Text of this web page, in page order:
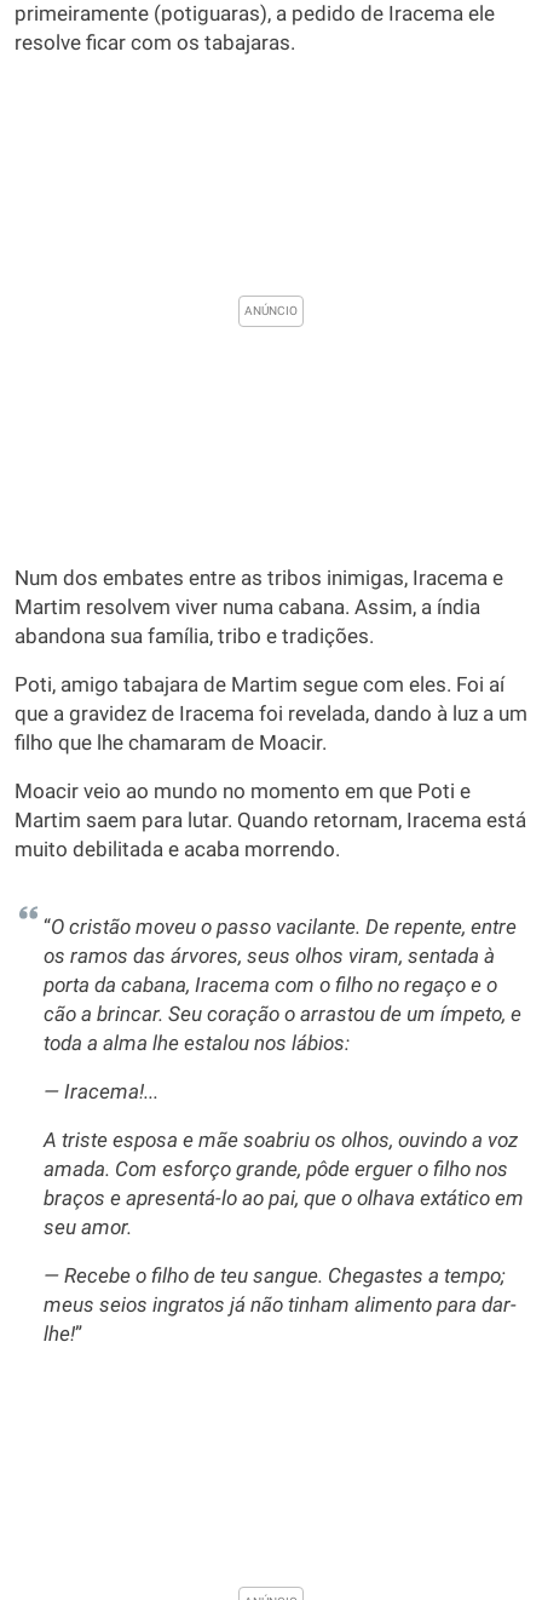
primeiramente (potiguaras), a pedido de Iracema ele
resolve ficar com os tabajaras.
Num dos embates entre as tribos inimigas, Iracema e
Martim resolvem viver numa cabana. Assim, a índia
abandona sua família, tribo e tradições.
Poti, amigo tabajara de Martim segue com eles. Foi aí
que a gravidez de Iracema foi revelada, dando à luz a um
filho que lhe chamaram de Moacir.
Moacir veio ao mundo no momento em que Poti e
Martim saem para lutar. Quando retornam, Iracema está
muito debilitada e acaba morrendo.
“O cristão moveu o passo vacilante. De repente, entre
os ramos das árvores, seus olhos viram, sentada à
porta da cabana, Iracema com o filho no regaço e o
cão a brincar. Seu coração o arrastou de um ímpeto, e
toda a alma lhe estalou nos lábios:
— Iracema!...
A triste esposa e mãe soabriu os olhos, ouvindo a voz
amada. Com esforço grande, pôde erguer o filho nos
braços e apresentá-lo ao pai, que o olhava extático em
seu amor.
— Recebe o filho de teu sangue. Chegastes a tempo;
meus seios ingratos já não tinham alimento para dar-
lhe!”